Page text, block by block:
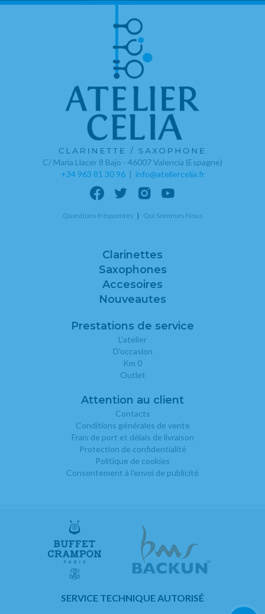
C/ Maria Llacer 8 Bajo - 46007 Valencia (Espagne)
+34 963 81 30 96| info@ateliercelia.fr
Questions fréquentes Qui Sommes Nous
Clarinettes
Saxophones
Accesoires
Nouveautes
Prestations de service
L'atelier
D'occasion
Km 0
Outlet
Attention au client
Contacts
Conditions générales de vente
Frais de port et délais de livraison
Protection de confidentialité
Politique de cookies
Consentement à l'envoi de publicité
SERVICE TECHNIQUE AUTORISÉ